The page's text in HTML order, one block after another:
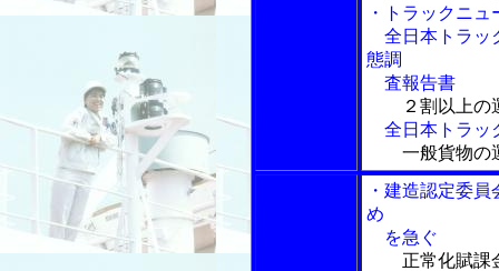
・トラックニュ
全日本トラッ
態調
査報告書
２割以上
全日本トラッ
一般貨物の
・建造認定委
め
を急ぐ
正常化賦課